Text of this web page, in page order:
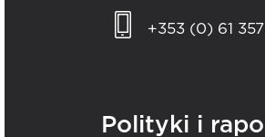
+353 (0) 61
Polityki i